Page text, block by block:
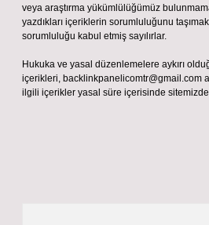
veya araştırma yükümlülüğümüz
yazdıkları içeriklerin sorumluluğunu
sorumluluğu kabul etmiş sayılırlar.
Hukuka ve yasal düzenlemelere aykırı
içerikleri, backlinkpanelicomtr@gmail.com
ilgili içerikler yasal süre içerisinde